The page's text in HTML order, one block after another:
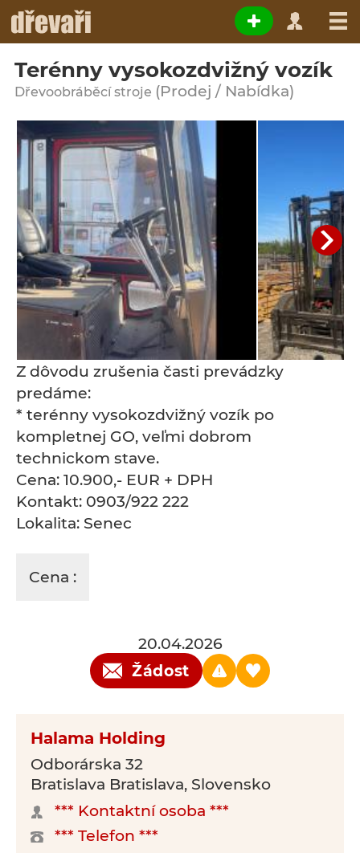
Terénny vysokozdvižný vozík
Dřevoobráběcí stroje (Prodej / Nabídka)
Z dôvodu zrušenia časti prevádzky
predáme:
* terénny vysokozdvižný vozík po
kompletnej GO, veľmi dobrom
technickom stave.
Cena: 10.900,- EUR + DPH
Kontakt: 0903/922 222
Lokalita: Senec
Cena :
20.04.2026
Žádost
Halama Holding
Odborárska 32
Bratislava Bratislava, Slovensko
*** Kontaktní osoba ***
*** Telefon ***